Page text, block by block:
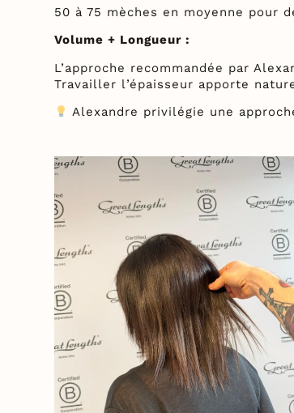
50 à 75 mèches en moyenne pour
Volume + Longueur :
L’approche recommandée par
Travailler l’épaisseur apporte
Alexandre privilégie une